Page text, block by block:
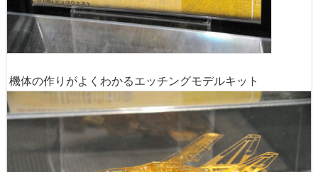
機体の作りがよくわかるエッチングモデルキット